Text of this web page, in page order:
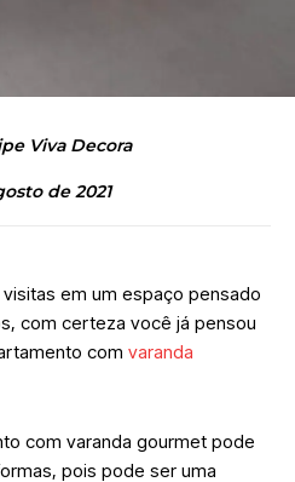
Viva Decora
de 2021
em um espaço pensado
com certeza você já pensou
com varanda
com varanda gourmet pode
pois pode ser uma